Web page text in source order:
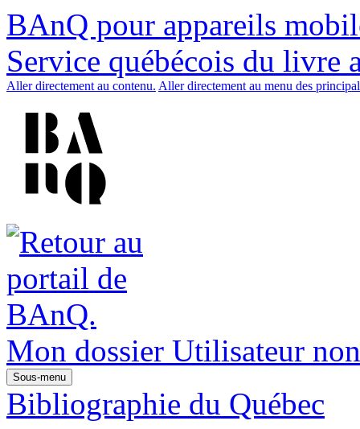
BAnQ pour appareils
Service québécois du livre
Aller directement au contenu. Aller directement au menu des
Mon dossier Utilisateur
Sous-menu
Bibliographie du Québec